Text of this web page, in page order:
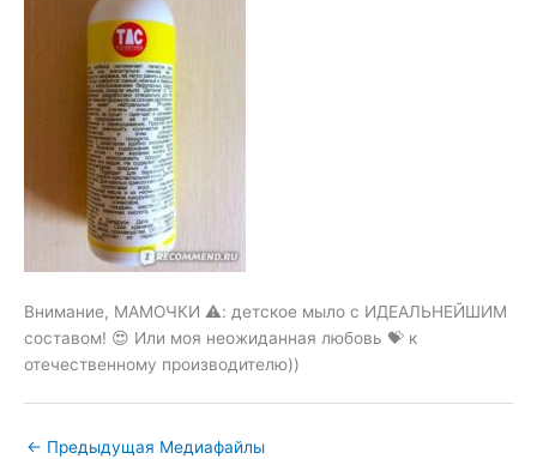
Внимание, МАМОЧКИ ⚠️: детское мыло с ИДЕАЛЬНЕЙШИМ
составом! 😍 Или моя неожиданная любовь 💝 к
отечественному производителю))
← Предыдущая Медиафайлы